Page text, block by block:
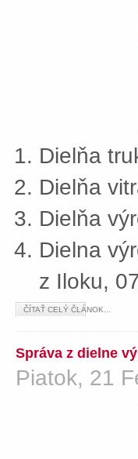
Dielňa
Dielňa
Dielňa
Dielna
z Iloku,
ČÍTAŤ CELÝ ČLÁNOK...
Správa z dielne
Piatok, 21